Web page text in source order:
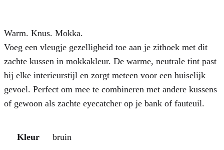
Warm. Knus. Mokka.
Voeg een vleugje gezelligheid toe aan je zithoek met dit
zachte kussen in mokkakleur. De warme, neutrale tint past
bij elke interieurstijl en zorgt meteen voor een huiselijk
gevoel. Perfect om mee te combineren met andere kussens
of gewoon als zachte eyecatcher op je bank of fauteuil.
Kleur bruin